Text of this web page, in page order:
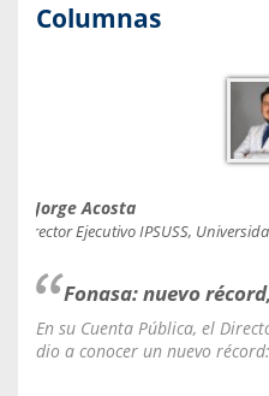
Columnas
Jorge Acosta
Director Ejecutivo IPSUSS,
Fonasa: nuevo
En su Cuenta Pública, el
dio a conocer un nuevo récord: